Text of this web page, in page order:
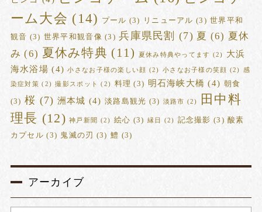
ーム大会 (14) プール (3) リニューアル (3) 世界平和
観音 (3) 世界平和観音像 (3) 兵庫県民割 (7) 夏 (6) 夏休
み (6) 夏休み特典 (11) 夏休み特典やってます (2)
大浜
海水浴場 (4) 小さなお子様の楽しい顔 (2) 小さなお子様の笑顔 (2) 感
染症対策 (2) 撮影スポット (2) 料理 (3) 明石海峡大橋 (4) 朝食
(3) 桜 (7) 洲本城 (4) 淡路島観光 (3) 淡路市 (2)
田中料
理長 (12) 神戸新聞 (2) 絵心 (3) 縁日 (2) 記念撮影 (3) 酸素
カプセル (3) 鬼滅の刃 (3) 鱧 (3)
アーカイブ